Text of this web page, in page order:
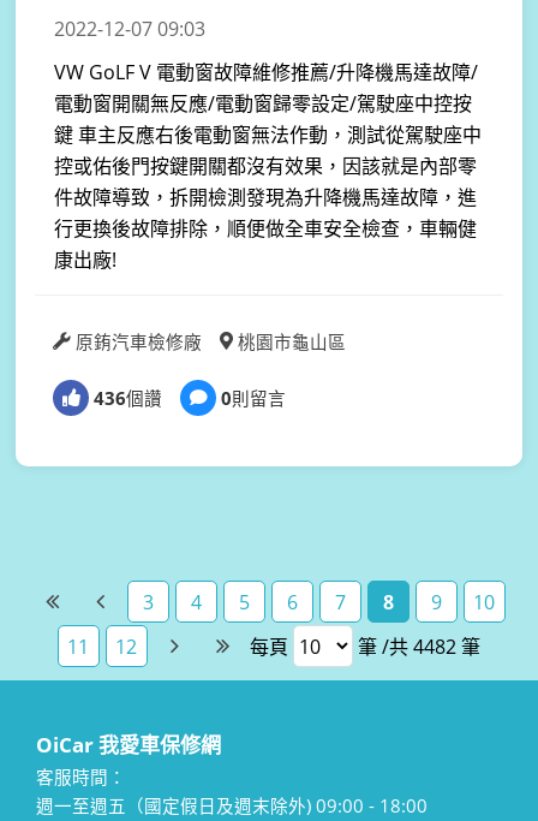
2022-12-07 09:03
VW GoLF V 電動窗故障維修推薦/升降機馬達故障/
電動窗開關無反應/電動窗歸零設定/駕駛座中控按
鍵 車主反應右後電動窗無法作動，測試從駕駛座中
控或佑後門按鍵開關都沒有效果，因該就是內部零
件故障導致，拆開檢測發現為升降機馬達故障，進
行更換後故障排除，順便做全車安全檢查，車輛健
康出廠!
原銪汽車檢修廠 桃園市龜山區
436個讚 0則留言
3 4 5 6 7 8 9
10
11
12 每頁 筆 /共 4482 筆
OiCar 我愛車保修網
客服時間：
週一至週五（國定假日及週末除外) 09:00 - 18:00